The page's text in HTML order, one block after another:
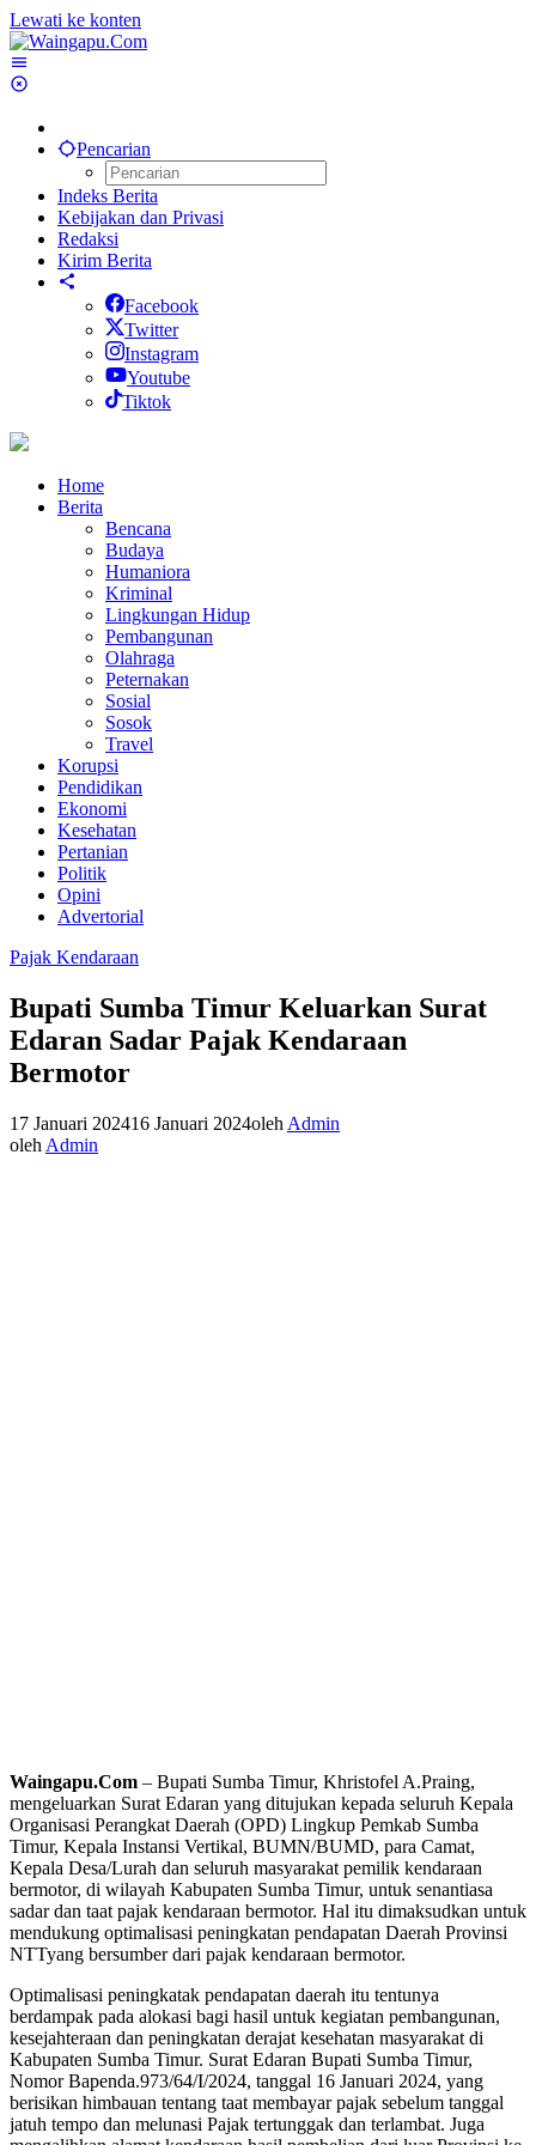
Lewati ke konten
Pencarian
Indeks Berita
Kebijakan dan Privasi
Redaksi
Kirim Berita
Facebook
Twitter
Instagram
Youtube
Tiktok
Home
Berita
Bencana
Budaya
Humaniora
Kriminal
Lingkungan Hidup
Pembangunan
Olahraga
Peternakan
Sosial
Sosok
Travel
Korupsi
Pendidikan
Ekonomi
Kesehatan
Pertanian
Politik
Opini
Advertorial
Pajak Kendaraan
Bupati Sumba Timur Keluarkan Surat
Edaran Sadar Pajak Kendaraan
Bermotor
17 Januari 202416 Januari 2024oleh Admin
oleh Admin
Waingapu.Com – Bupati Sumba Timur, Khristofel A.Praing,
mengeluarkan Surat Edaran yang ditujukan kepada seluruh Kepala
Organisasi Perangkat Daerah (OPD) Lingkup Pemkab Sumba
Timur, Kepala Instansi Vertikal, BUMN/BUMD, para Camat,
Kepala Desa/Lurah dan seluruh masyarakat pemilik kendaraan
bermotor, di wilayah Kabupaten Sumba Timur, untuk senantiasa
sadar dan taat pajak kendaraan bermotor. Hal itu dimaksudkan untuk
mendukung optimalisasi peningkatan pendapatan Daerah Provinsi
NTTyang bersumber dari pajak kendaraan bermotor.
Optimalisasi peningkatak pendapatan daerah itu tentunya
berdampak pada alokasi bagi hasil untuk kegiatan pembangunan,
kesejahteraan dan peningkatan derajat kesehatan masyarakat di
Kabupaten Sumba Timur. Surat Edaran Bupati Sumba Timur,
Nomor Bapenda.973/64/I/2024, tanggal 16 Januari 2024, yang
berisikan himbauan tentang taat membayar pajak sebelum tanggal
jatuh tempo dan melunasi Pajak tertunggak dan terlambat. Juga